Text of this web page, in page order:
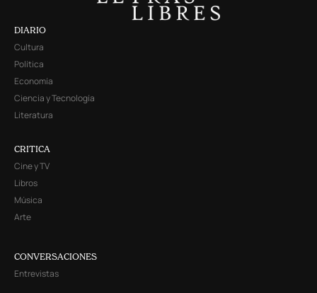
DIARIO
Cultura
Política
Economía
Ciencia y Tecnología
Literatura
CRITICA
Cine y TV
Libros
Música
Arte
CONVERSACIONES
Entrevistas